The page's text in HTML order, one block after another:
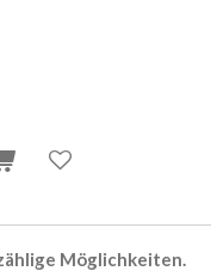
Möglichkeiten.